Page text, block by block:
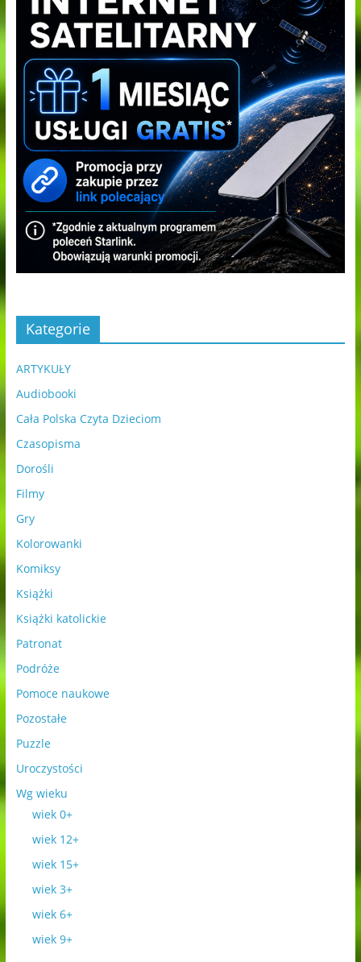
Kategorie
ARTYKUŁY
Audiobooki
Cała Polska Czyta Dzieciom
Czasopisma
Dorośli
Filmy
Gry
Kolorowanki
Komiksy
Książki
Książki katolickie
Patronat
Podróże
Pomoce naukowe
Pozostałe
Puzzle
Uroczystości
Wg wieku
wiek 0+
wiek 12+
wiek 15+
wiek 3+
wiek 6+
wiek 9+